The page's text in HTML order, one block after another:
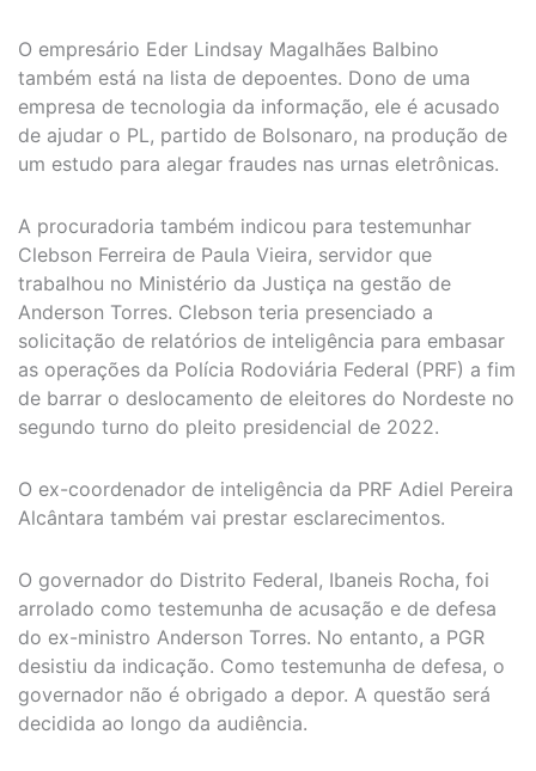
O empresário Eder Lindsay Magalhães Balbino
também está na lista de depoentes. Dono de uma
empresa de tecnologia da informação, ele é acusado
de ajudar o PL, partido de Bolsonaro, na produção de
um estudo para alegar fraudes nas urnas eletrônicas.
A procuradoria também indicou para testemunhar
Clebson Ferreira de Paula Vieira, servidor que
trabalhou no Ministério da Justiça na gestão de
Anderson Torres. Clebson teria presenciado a
solicitação de relatórios de inteligência para embasar
as operações da Polícia Rodoviária Federal (PRF) a fim
de barrar o deslocamento de eleitores do Nordeste no
segundo turno do pleito presidencial de 2022.
O ex-coordenador de inteligência da PRF Adiel Pereira
Alcântara também vai prestar esclarecimentos.
O governador do Distrito Federal, Ibaneis Rocha, foi
arrolado como testemunha de acusação e de defesa
do ex-ministro Anderson Torres. No entanto, a PGR
desistiu da indicação. Como testemunha de defesa, o
governador não é obrigado a depor. A questão será
decidida ao longo da audiência.